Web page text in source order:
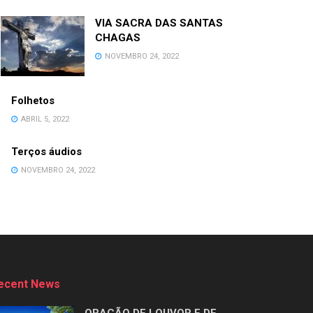
VIA SACRA DAS SANTAS
CHAGAS
NOVEMBRO 24, 2022
Folhetos
ABRIL 5, 2022
Terços áudios
NOVEMBRO 24, 2022
News